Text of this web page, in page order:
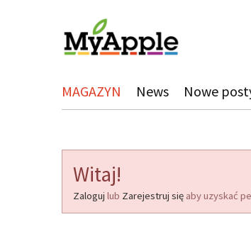
MAGAZYN News Nowe
Witaj!
Zaloguj lub Zarejestruj się aby uzyskać